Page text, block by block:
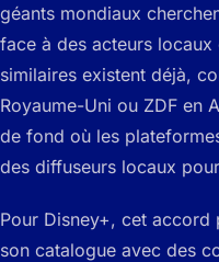
géants mondiaux
face à des acteurs
similaires existent déjà,
Royaume-Uni ou ZDF en
de fond où les
des diffuseurs locaux
Pour Disney+, cet accord
son catalogue avec des